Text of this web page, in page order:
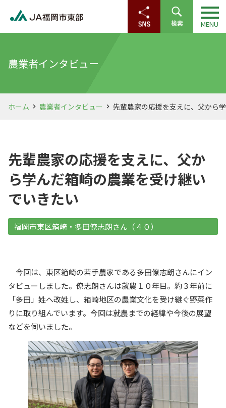
農業者インタビュー
ホーム 農業者インタビュー 先輩農家の応援を支えに、父から
先輩農家の応援を支えに、父か
ら学んだ箱崎の農業を受け継い
でいきたい
福岡市東区箱崎・多田僚志朗さん（４０）
今回は、東区箱崎の若手農家である多田僚志朗さんにイン
タビューしました。僚志朗さんは就農１０年目。約３年前に
「多田」姓へ改姓し、箱崎地区の農業文化を受け継ぐ野菜作
りに取り組んでいます。今回は就農までの経緯や今後の展望
などを伺いました。